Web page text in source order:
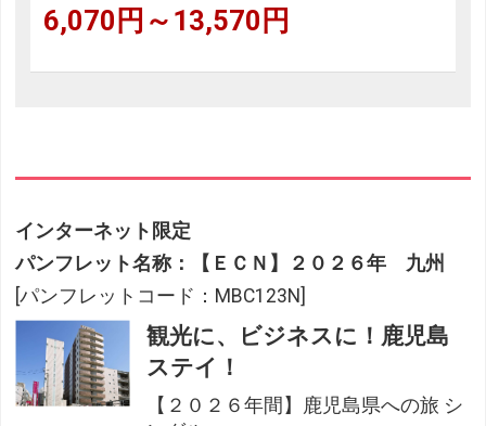
6,070円～13,570円
インターネット限定
パンフレット名称：【ＥＣＮ】２０２６年 九州
[パンフレットコード：MBC123N]
観光に、ビジネスに！鹿児島
ステイ！
【２０２６年間】鹿児島県への旅 シ